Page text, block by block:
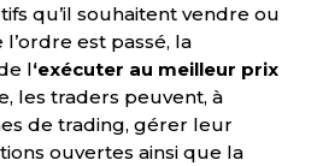
qu’il souhaitent vendre ou
est passé, la
l‘exécuter au meilleur prix
les traders peuvent, à
de trading, gérer leur
ouvertes ainsi que la